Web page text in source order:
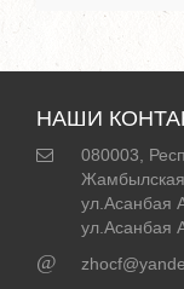
НАШИ
080003,
Жамбылская
ул.Асанбая
ул.Асанбая
@